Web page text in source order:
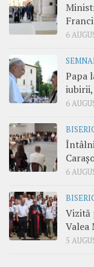
6
Papa
6
6
Vizită
Valea
5